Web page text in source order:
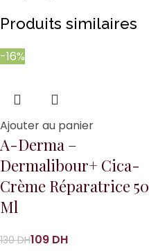
Produits similaires
-16%
Ajouter au panier
A-Derma –
Dermalibour+ Cica-
Crème Réparatrice 50
Ml
130DH109 DH